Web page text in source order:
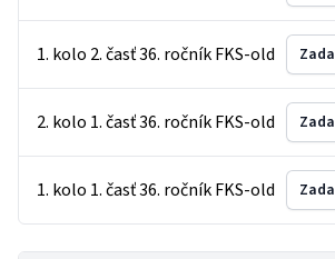
1. kolo 2. časť 36. ročník FKS-old
2. kolo 1. časť 36. ročník FKS-old
1. kolo 1. časť 36. ročník FKS-old